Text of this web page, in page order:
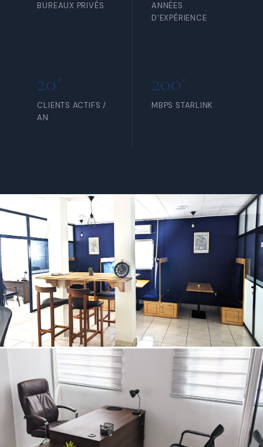
BUREAUX PRIVÉS
ANNÉES
D'EXPÉRIENCE
20+
CLIENTS ACTIFS /
AN
200+
MBPS STARLINK